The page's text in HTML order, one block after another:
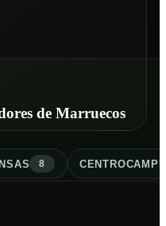
de Marruecos
S 8